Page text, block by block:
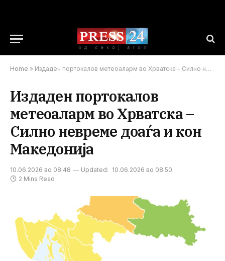
Home » Издаден портокалов метеоаларм во Хрватска – Силно невреме доаѓа и кон Македонија
Издаден портокалов
метеоаларм во Хрватска –
Силно невреме доаѓа и кон
Македонија
10.06.2026 во 08:48 Updated: 10.06.2026 во 08:50
2 Mins Read